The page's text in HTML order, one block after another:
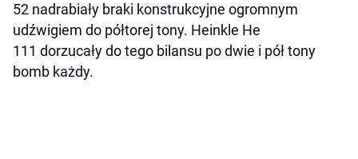
52 nadrabiały braki konstrukcyjne ogromnym
udźwigiem do półtorej tony. Heinkle He
111 dorzucały do tego bilansu po dwie i pół tony
bomb każdy.